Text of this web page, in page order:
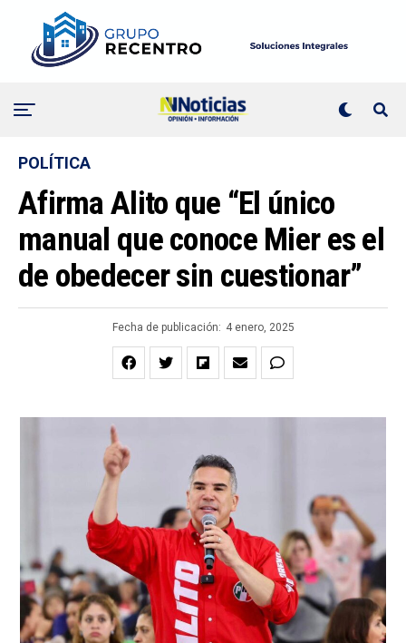
POLÍTICA
Afirma Alito que “El único
manual que conoce Mier es el
de obedecer sin cuestionar”
Fecha de publicación: 4 enero, 2025